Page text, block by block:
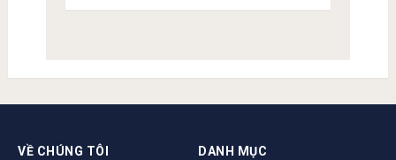
VỀ CHÚNG TÔI DANH MỤC